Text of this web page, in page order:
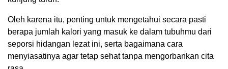
Oleh karena itu, penting untuk mengetahui secara pasti
berapa jumlah kalori yang masuk ke dalam tubuhmu dari
seporsi hidangan lezat ini, serta bagaimana cara
menyiasatinya agar tetap sehat tanpa mengorbankan cita